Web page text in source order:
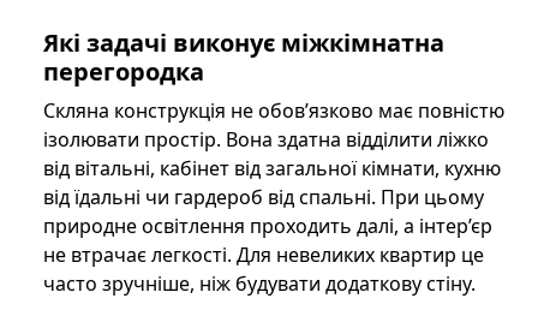
Які задачі виконує міжкімнатна
перегородка
Скляна конструкція не обов’язково має повністю
ізолювати простір. Вона здатна відділити ліжко
від вітальні, кабінет від загальної кімнати, кухню
від їдальні чи гардероб від спальні. При цьому
природне освітлення проходить далі, а інтер’єр
не втрачає легкості. Для невеликих квартир це
часто зручніше, ніж будувати додаткову стіну.